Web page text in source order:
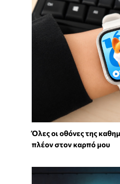
Όλες οι οθόνες της
πλέον στον καρπό μου